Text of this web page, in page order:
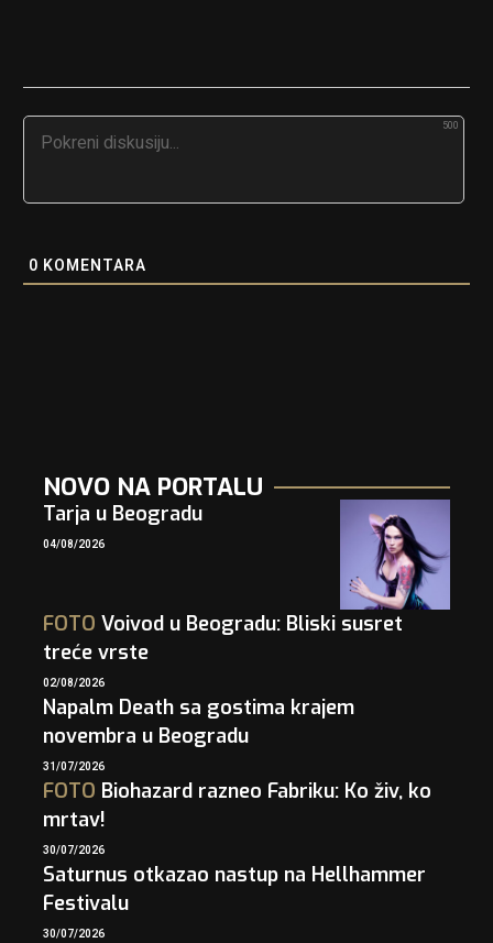
500
0 KOMENTARA
NOVO NA PORTALU
Tarja u Beogradu
04/08/2026
FOTO Voivod u Beogradu: Bliski susret
treće vrste
02/08/2026
Napalm Death sa gostima krajem
novembra u Beogradu
31/07/2026
FOTO Biohazard razneo Fabriku: Ko živ, ko
mrtav!
30/07/2026
Saturnus otkazao nastup na Hellhammer
Festivalu
30/07/2026